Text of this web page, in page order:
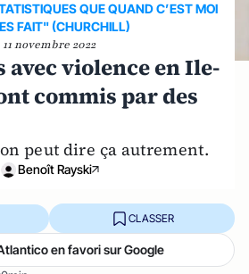
QUE QUAND C’EST MOI
FAIT" (CHURCHILL)
11 novembre 2022
avec violence en Ile-
commis par des
peut dire ça autrement.
Benoît Rayski
CLASSER
en favori sur Google